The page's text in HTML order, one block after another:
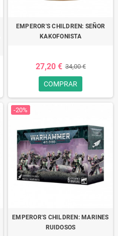
EMPEROR'S CHILDREN: SEÑOR
KAKOFONISTA
27,20 € 34,00 €
COMPRAR
-20%
EMPEROR'S CHILDREN: MARINES
RUIDOSOS